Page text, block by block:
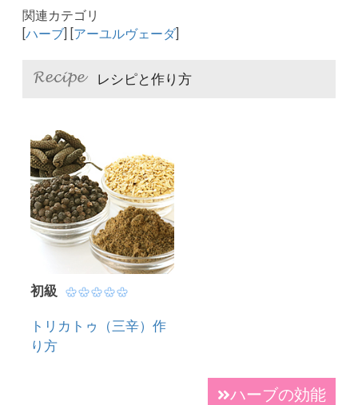
関連カテゴリ
ハーブ アーユルヴェーダ
レシピと作り方
初級
トリカトゥ（三辛）作
り方
ハーブの効能